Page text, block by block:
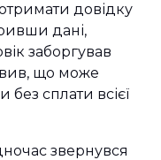
довідку
дані,
заборгував
що може
сплати всієї
звернувся